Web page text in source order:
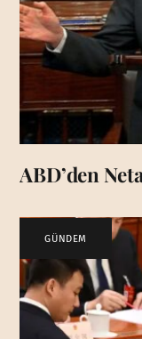
ABD’den
GÜNDEM